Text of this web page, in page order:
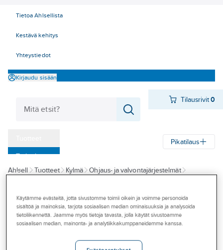
Tietoa Ahlsellista
Kestävä kehitys
Yhteystiedot
Kirjaudu sisään
Tilausrivit 0
‎Tarjoukset
Myymälät
Konseptit
Palvelut
Pikatilaus
Ahlsell Tuotteet Kylmä
Ohjaus- ja valvontajärjestelmät
JOHNSON CONTROL
Kaksois
P78
Käytämme evästeitä, jotta sivustomme toimii oikein ja voimme personoida
sisältöä ja mainoksia, tarjota sosiaalisen median ominaisuuksia ja analysoida
tietoliikennettä. Jaamme myös tietoja tavasta, jolla käytät sivustoamme
sosiaalisen median, mainonta- ja analytiikkakumppaneidemme kanssa.